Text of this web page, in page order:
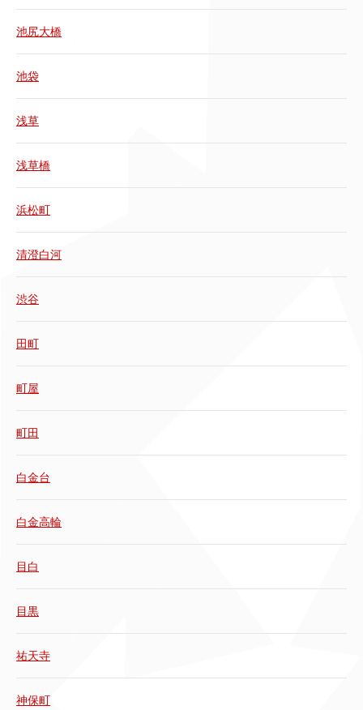
池尻大橋
池袋
浅草
浅草橋
浜松町
清澄白河
渋谷
田町
町屋
町田
白金台
白金高輪
目白
目黒
祐天寺
神保町